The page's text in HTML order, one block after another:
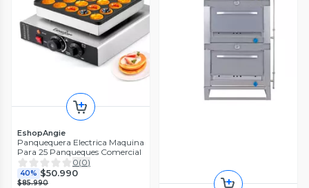
EshopAngie
Panquequera Electrica Maquina
Para 25 Panqueques Comercial
0(0)
40% $50.990
$85.990